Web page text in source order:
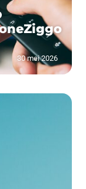
30 mei 2026